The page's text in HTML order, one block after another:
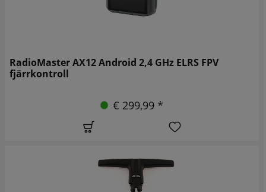
RadioMaster AX12 Android 2,4 GHz ELRS FPV
fjärrkontroll
€ 299,99 *